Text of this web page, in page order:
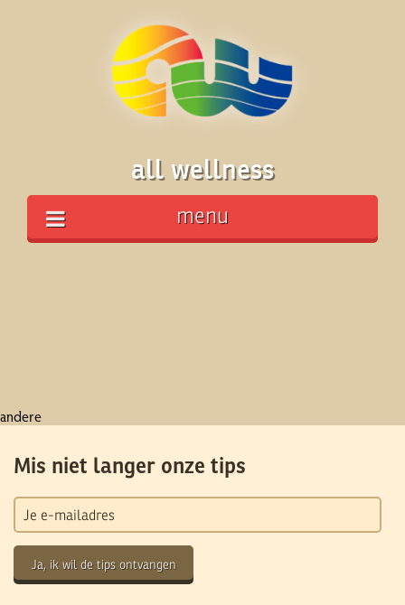
all wellness
menu
andere
Mis niet langer onze tips
Ja, ik wil de tips ontvangen